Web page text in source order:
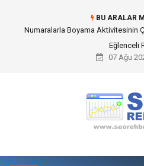
BU ARALAR
Mobil Çit Kültürü and Geçici Alan
07 Ağu